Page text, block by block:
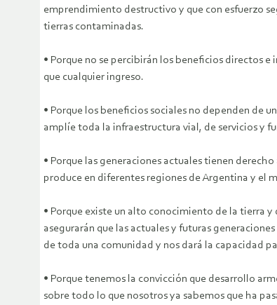
emprendimiento destructivo y que con esfuerzo
tierras contaminadas.
• Porque no se percibirán los beneficios directos
que cualquier ingreso.
• Porque los beneficios sociales no dependen de
amplíe toda la infraestructura vial, de servicios y
• Porque las generaciones actuales tienen
produce en diferentes regiones de Argentina y el
• Porque existe un alto conocimiento de la tierra
asegurarán que las actuales y futuras
de toda una comunidad y nos dará la capacidad
• Porque tenemos la convicción que desarrollo
sobre todo lo que nosotros ya sabemos que ha